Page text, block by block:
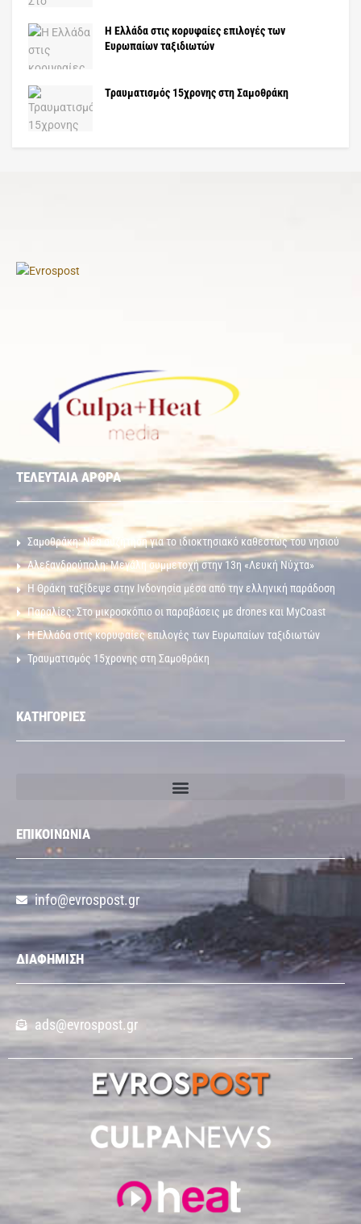
Η Ελλάδα στις κορυφαίες επιλογές των
Ευρωπαίων ταξιδιωτών
Τραυματισμός 15χρονης στη Σαμοθράκη
ΤΕΛΕΥΤΑΙΑ ΑΡΘΡΑ
Σαμοθράκη: Νέα συζήτηση για το ιδιοκτησιακό καθεστώς του νησιού
Αλεξανδρούπολη: Μεγάλη συμμετοχή στην 13η «Λευκή Νύχτα»
Η Θράκη ταξίδεψε στην Ινδονησία μέσα από την ελληνική παράδοση
Παραλίες: Στο μικροσκόπιο οι παραβάσεις με drones και MyCoast
Η Ελλάδα στις κορυφαίες επιλογές των Ευρωπαίων ταξιδιωτών
Τραυματισμός 15χρονης στη Σαμοθράκη
ΚΑΤΗΓΟΡΙΕΣ
ΕΠΙΚΟΙΝΩΝΙΑ
info@evrospost.gr
ΔΙΑΦΗΜΙΣΗ
ads@evrospost.gr